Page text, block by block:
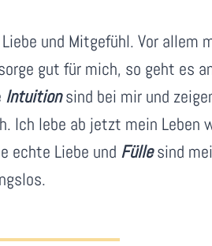
und Mitgefühl. Vor allem
gut für mich, so geht es
Intuition sind bei mir und
Ich lebe ab jetzt mein Leben
echte Liebe und Füllesind